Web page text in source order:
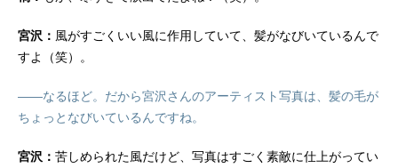
宮沢： 風がすごくいい風に作用していて、髪がなびいているんで
すよ（笑）。
――なるほど。だから宮沢さんのアーティスト写真は、髪の毛が
ちょっとなびいているんですね。
宮沢： 苦しめられた風だけど、写真はすごく素敵に仕上がってい